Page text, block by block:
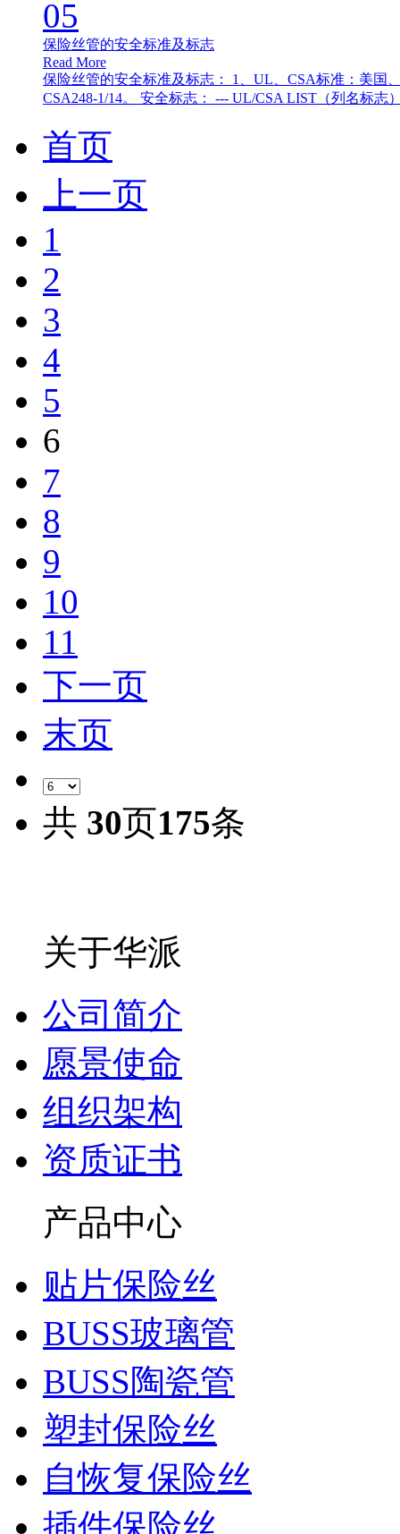
05
保险丝管的安全标准及标志
Read More
保险丝管的安全标准及标志： 1、UL、CSA标准：美国
CSA248-1/14。 安全标志： --- UL/CSA LIST（列名标志
首页
上一页
1
2
3
4
5
6
7
8
9
10
11
下一页
末页
共 30页175条
关于华派
公司简介
愿景使命
组织架构
资质证书
产品中心
贴片保险丝
BUSS玻璃管
BUSS陶瓷管
塑封保险丝
自恢复保险丝